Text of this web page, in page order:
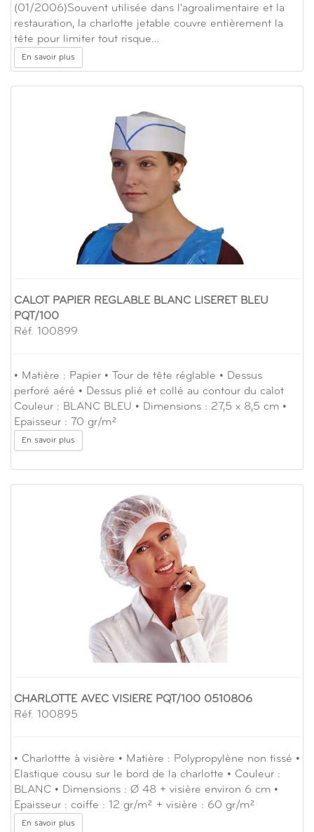
(01/2006)Souvent utilisée dans l'agroalimentaire et la
restauration, la charlotte jetable couvre entièrement la
tête pour limiter tout risque…
En savoir plus
CALOT PAPIER REGLABLE BLANC LISERET BLEU
PQT/100
Réf. 100899
• Matière : Papier • Tour de tête réglable • Dessus
perforé aéré • Dessus plié et collé au contour du calot
Couleur : BLANC BLEU • Dimensions : 27,5 x 8,5 cm •
Epaisseur : 70 gr/m²
En savoir plus
CHARLOTTE AVEC VISIERE PQT/100 0510806
Réf. 100895
• Charlottte à visière • Matière : Polypropylène non tissé •
Elastique cousu sur le bord de la charlotte • Couleur :
BLANC • Dimensions : Ø 48 + visière environ 6 cm •
Epaisseur : coiffe : 12 gr/m² + visière : 60 gr/m²
En savoir plus